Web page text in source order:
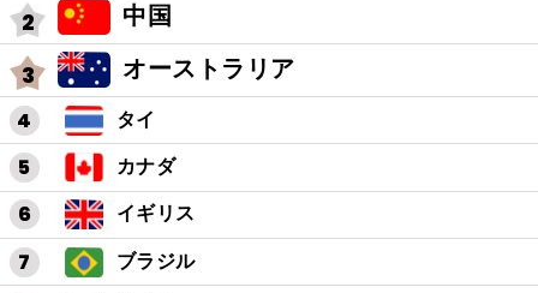
中国
オーストラリア
タイ
カナダ
イギリス
ブラジル